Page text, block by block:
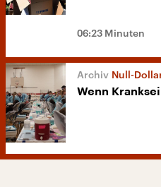
06:23 Minuten
Null-
Wenn